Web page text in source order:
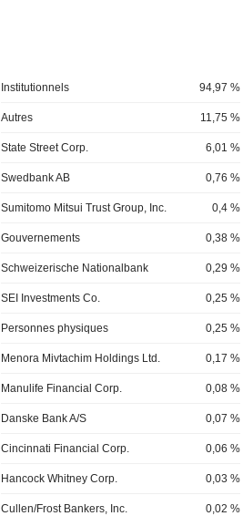
Institutionnels 94,97 %
Autres 11,75 %
State Street Corp. 6,01 %
Swedbank AB 0,76 %
Sumitomo Mitsui Trust Group, Inc. 0,4 %
Gouvernements 0,38 %
Schweizerische Nationalbank 0,29 %
SEI Investments Co. 0,25 %
Personnes physiques 0,25 %
Menora Mivtachim Holdings Ltd. 0,17 %
Manulife Financial Corp. 0,08 %
Danske Bank A/S 0,07 %
Cincinnati Financial Corp. 0,06 %
Hancock Whitney Corp. 0,03 %
Cullen/Frost Bankers, Inc. 0,02 %